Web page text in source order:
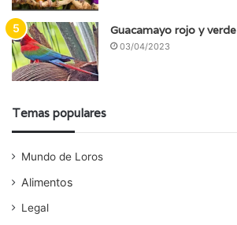
Guacamayo rojo y verde
03/04/2023
Temas populares
Mundo de Loros
Alimentos
Legal